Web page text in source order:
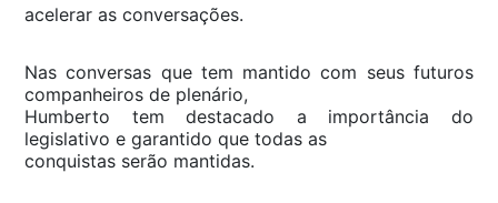
acelerar as conversações.
Nas conversas que tem mantido com seus futuros
companheiros de plenário,
Humberto tem destacado a importância do
legislativo e garantido que todas as
conquistas serão mantidas.